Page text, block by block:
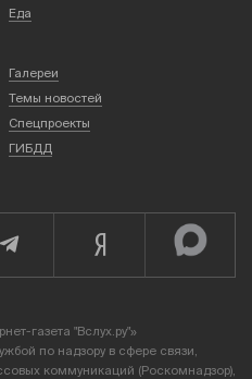
Еда
Галереи
Темы новостей
Спецпроекты
ГИБДД
газета "Вслух.ру"»
по надзору в сфере связи,
коммуникаций (Роскомнадзор),